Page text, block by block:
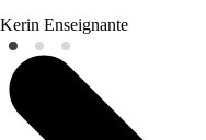
Kerin Enseignante